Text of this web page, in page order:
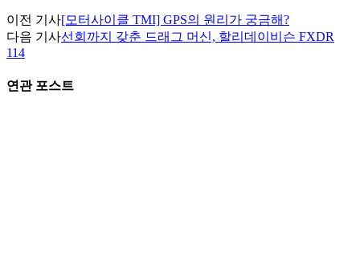
이전 기사[모터사이클 TMI] GPS의 원리가 궁금해?
다음 기사선회까지 갖춘 드래그 머신, 할리데이비슨 FXDR
114
연관 포스트